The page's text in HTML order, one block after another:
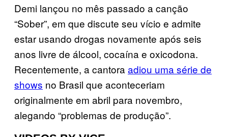
Demi lançou no mês passado a canção
“Sober”, em que discute seu vício e admite
estar usando drogas novamente após seis
anos livre de álcool, cocaína e oxicodona.
Recentemente, a cantora adiou uma série de
shows no Brasil que aconteceriam
originalmente em abril para novembro,
alegando “problemas de produção”.